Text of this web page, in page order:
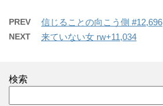
PREV 信じることの向こう側 #12,696
NEXT 来ていない女 rw+11,034
検索